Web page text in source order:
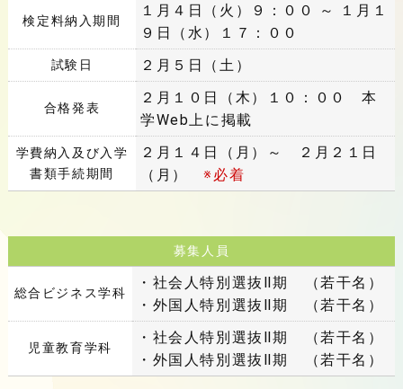
検定料納入期間
１月４日（火）９：００ ～ １月１
９日（水）１７：００
試験日 ２月５日（土）
合格発表
２月１０日（木）１０：００ 本
学Web上に掲載
学費納入及び入学
書類手続期間
２月１４日（月）～ ２月２１日
（月）※必着
募集人員
総合ビジネス学科
・社会人特別選抜Ⅱ期 （若干名）
・外国人特別選抜Ⅱ期 （若干名）
児童教育学科
・社会人特別選抜Ⅱ期 （若干名）
・外国人特別選抜Ⅱ期 （若干名）